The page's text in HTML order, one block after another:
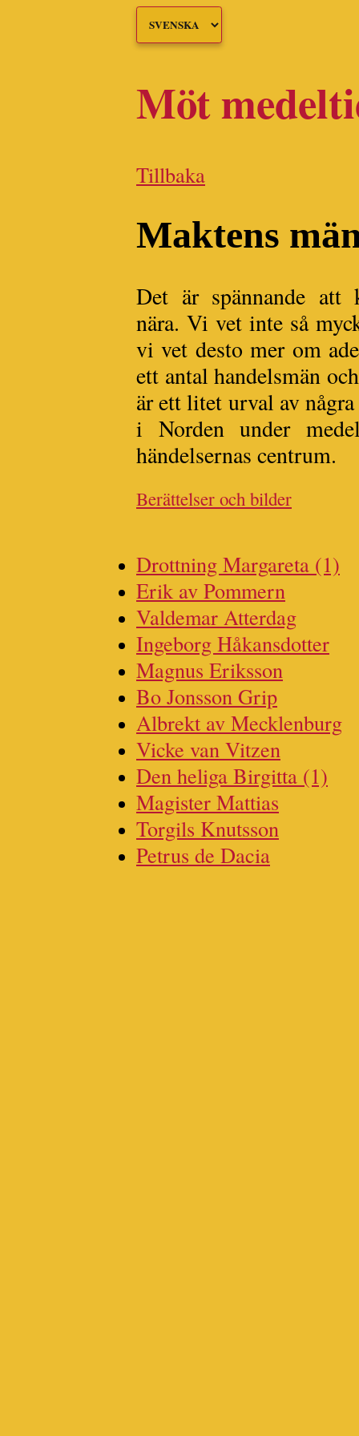
Möt
Tillbaka
Maktens
Det är spännande att
nära. Vi vet inte så
vi vet desto mer om
ett antal handelsmän
är ett litet urval av
i Norden under
händelsernas centrum.
Berättelser och bilder
Drottning Margareta (1)
Erik av Pommern
Valdemar Atterdag
Ingeborg Håkansdotter
Magnus Eriksson
Bo Jonsson Grip
Albrekt av Mecklenburg
Vicke van Vitzen
Den heliga Birgitta (1)
Magister Mattias
Torgils Knutsson
Petrus de Dacia